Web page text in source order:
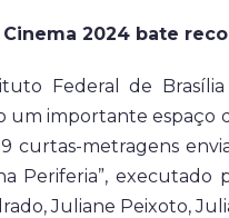
Cinema 2024 bate
Federal de
um importante espaço
curtas-metragens
Periferia”, executado
Juliane Peixoto,